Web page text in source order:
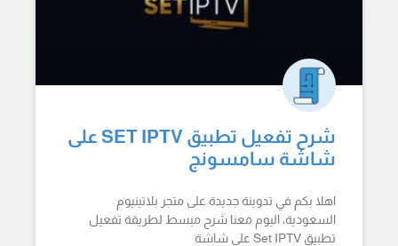
شرح تفعيل تطبيق SET IPTV على
شاشة سامسونج
اهلا بكم في تدوينة جديدة على متجر بلاتينيوم
السعودية، اليوم معنا شرح مبسط لطريقة تفعيل
تطبيق Set IPTV على شاشة